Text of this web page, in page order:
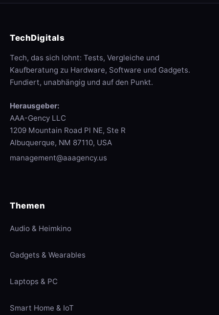
TechDigitals
Tech, das sich lohnt: Tests, Vergleiche und
Kaufberatung zu Hardware, Software und Gadgets.
Fundiert, unabhängig und auf den Punkt.
Herausgeber:
AAA-Gency LLC
1209 Mountain Road Pl NE, Ste R
Albuquerque, NM 87110, USA
management@aaagency.us
Themen
Audio & Heimkino
Gadgets & Wearables
Laptops & PC
Smart Home & IoT